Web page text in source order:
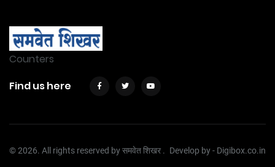
Counters
Find us here
© 2026. All rights reserved by समवेत शिखर . Develop by - Digibox.co.in